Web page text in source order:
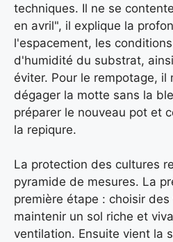
techniques. Il ne se
en avril", il explique la
l'espacement, les
d'humidité du substrat,
éviter. Pour le rempotage, il
dégager la motte sans la
préparer le nouveau pot et
la repiqure.
La protection des cultures
pyramide de mesures. La
première étape : choisir
maintenir un sol riche et
ventilation. Ensuite vient la